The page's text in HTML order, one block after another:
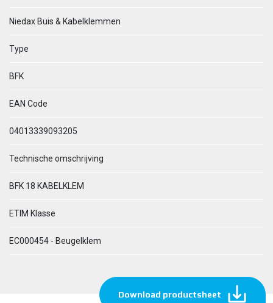
Niedax Buis & Kabelklemmen
Type
BFK
EAN Code
04013339093205
Technische omschrijving
BFK 18 KABELKLEM
ETIM Klasse
EC000454 - Beugelklem
Download productsheet